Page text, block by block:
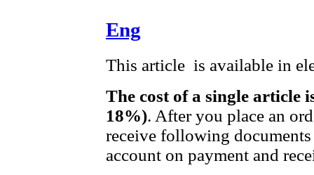
Eng
This article is available in
The cost of a single article
18%). After you place an
receive following
account on payment and